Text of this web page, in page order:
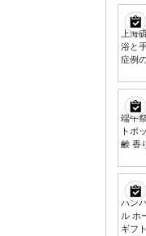
上海
浴と
症例
端午
トボ
鹸 香
ハン
ル ホ
ギフ